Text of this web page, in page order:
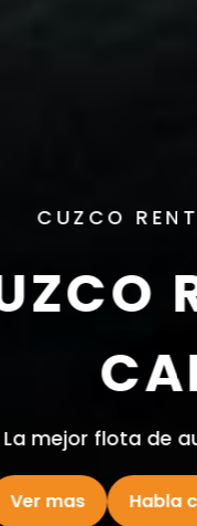
La mejor
Ver flota